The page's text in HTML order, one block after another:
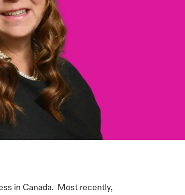
in Canada. Most recently,